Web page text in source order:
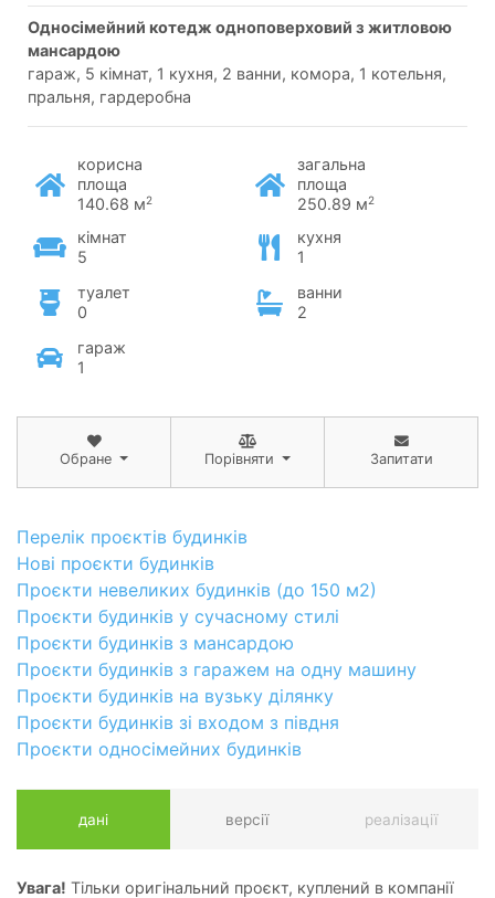
односімейний котедж одноповерховий з житловою
мансардою
гараж, 5 кімнат, 1 кухня, 2 ванни, комора, 1 котельня,
пральня, гардеробна
корисна
площа
140.68 м2
загальна
площа
250.89 м2
кімнат
5
кухня
1
туалет
0
ванни
2
гараж
1
Обране Порівняти Запитати
Перелік проєктів будинків
Нові проєкти будинків
Проєкти невеликих будинків (до 150 м2)
Проєкти будинків у сучасному стилі
Проєкти будинків з мансардою
Проєкти будинків з гаражем на одну машину
Проєкти будинків на вузьку ділянку
Проєкти будинків зі входом з півдня
Проєкти односімейних будинків
дані версії реалізації
Увага! Тільки оригінальний проєкт, куплений в компанії